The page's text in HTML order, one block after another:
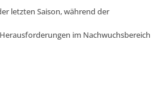
letzten Saison, während der
im Nachwuchsbereich